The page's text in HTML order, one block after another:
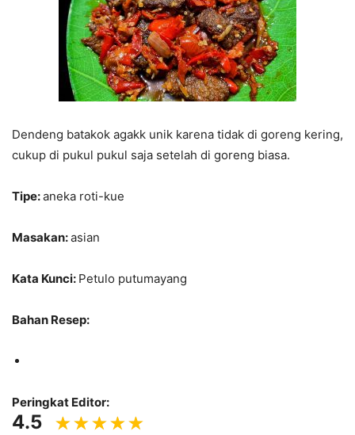
Dendeng batakok agakk unik karena tidak di goreng kering,
cukup di pukul pukul saja setelah di goreng biasa.
Tipe:aneka roti-kue
Masakan:asian
Kata Kunci: Petulo putumayang
Bahan Resep:
Peringkat Editor:
4.5